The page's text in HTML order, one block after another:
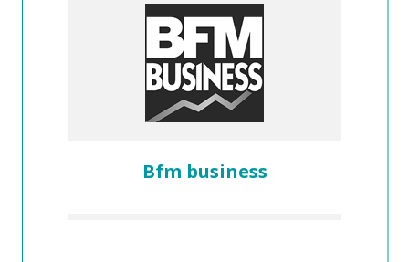
Bfm business